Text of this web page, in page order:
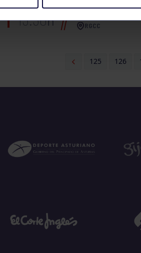
13:30h RGCC
125 126